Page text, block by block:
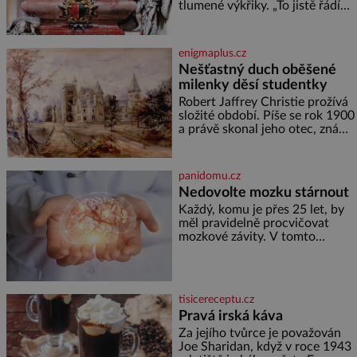
nejdokonalejších organismů
tlumené výkřiky. „To jistě řádí
nikdo neodvážil podzemní
hrobku otevřít a její poklop tak
raději jen skrápí svěcenou
vodou. Za několik dní divné
burácení skutečně ustane. Když
o mnoho let později hrobku
enigmaplus.cz
Nešťastný duch oběšené
milenky děsí studentky
Robert Jaffrey Christie prožívá
složité období. Píše se rok 1900
a právě skonal jeho otec, známý
ale doprovázena ohromným
dědictvím
panidomu.cz
Nedovolte mozku stárnout
Každý, komu je přes 25 let, by
měl pravidelně procvičovat
mozkové závity. V tomto
marně v paměti lovíte název
knížky, kterou jste nedávno
přečetli. Je to opravdu tak, s
věkem jako kdyby se paměť
tisicereceptu.cz
Pravá irská káva
Za jejího tvůrce je považován
Joe Sharidan, když v roce 1943